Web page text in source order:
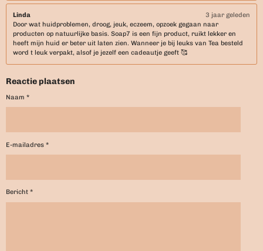
Linda
3 jaar geleden
Door wat huidproblemen, droog, jeuk, eczeem, opzoek gegaan naar
producten op natuurlijke basis. Soap7 is een fijn product, ruikt lekker en
heeft mijn huid er beter uit laten zien. Wanneer je bij leuks van Tea besteld
word t leuk verpakt, alsof je jezelf een cadeautje geeft 🥰
Reactie plaatsen
Naam *
E-mailadres *
Bericht *